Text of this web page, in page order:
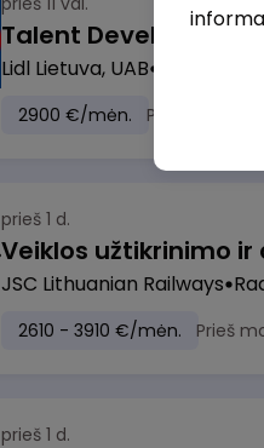
Lidl Lietuva, UAB
2900 €/mėn. Prieš
prieš 1 d.
JSC Lithuanian Railways
2610 - 3910 €/mėn. Prieš
prieš 1 d.